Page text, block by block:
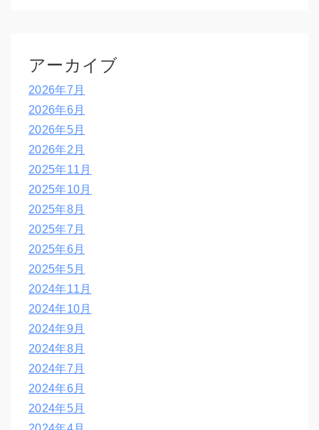
アーカイブ
2026年7月
2026年6月
2026年5月
2026年2月
2025年11月
2025年10月
2025年8月
2025年7月
2025年6月
2025年5月
2024年11月
2024年10月
2024年9月
2024年8月
2024年7月
2024年6月
2024年5月